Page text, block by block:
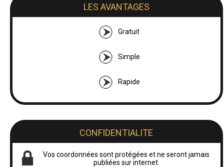
LES AVANTAGES
Gratuit
Simple
Rapide
CONFIDENTIALITE
Vos coordonnées sont protégées et ne seront jamais
publiées sur internet.